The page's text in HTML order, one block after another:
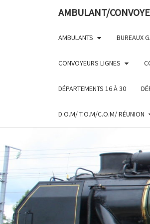
AMBULANT/
AMBULANTS BUREAUX
CONVOYEURS LIGNES
DÉPARTEMENTS 16 À 30
D.O.M/ T.O.M/C.O.M/ RÉUNION